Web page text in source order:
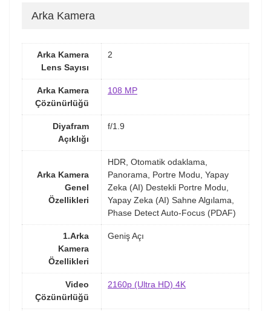
Arka Kamera
Arka Kamera
Lens Sayısı
2
Arka Kamera
Çözünürlüğü
108 MP
Diyafram
Açıklığı
f/1.9
Arka Kamera
Genel
Özellikleri
HDR, Otomatik odaklama,
Panorama, Portre Modu, Yapay
Zeka (AI) Destekli Portre Modu,
Yapay Zeka (AI) Sahne Algılama,
Phase Detect Auto-Focus (PDAF)
1.Arka
Kamera
Özellikleri
Geniş Açı
Video
Çözünürlüğü
2160p (Ultra HD) 4K